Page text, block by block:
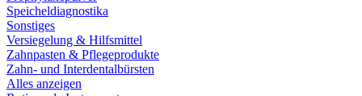
Speicheldiagnostika
Sonstiges
Versiegelung & Hilfsmittel
Zahnpasten & Pflegeprodukte
Zahn- und Interdentalbürsten
Alles anzeigen